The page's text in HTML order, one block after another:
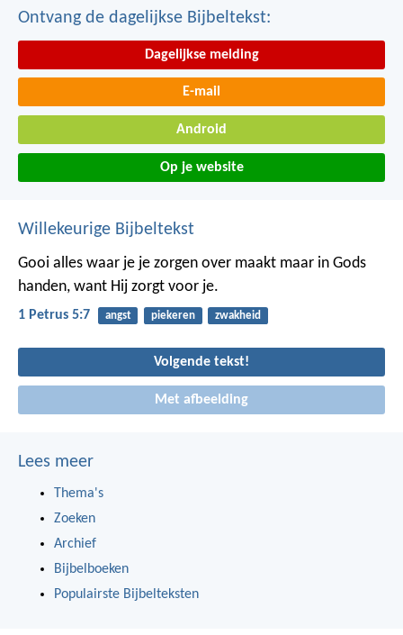
Ontvang de dagelijkse Bijbeltekst:
Dagelijkse melding
E-mail
Android
Op je website
Willekeurige Bijbeltekst
Gooi alles waar je je zorgen over maakt maar in Gods
handen, want Hij zorgt voor je.
1 Petrus 5:7 angst piekeren zwakheid
Volgende tekst!
Met afbeelding
Lees meer
Thema's
Zoeken
Archief
Bijbelboeken
Populairste Bijbelteksten